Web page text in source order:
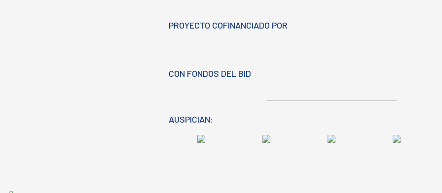
PROYECTO COFINANCIADO POR
CON FONDOS DEL BID
AUSPICIAN: